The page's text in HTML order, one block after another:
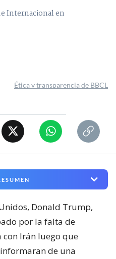
Internacional en
Ética y transparencia de BBCL
Donald Trump,
por la falta de
Irán luego que
de una